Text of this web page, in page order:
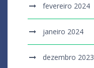
fevereiro 2024
janeiro 2024
dezembro 2023